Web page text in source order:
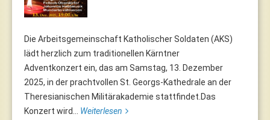
Die Arbeitsgemeinschaft Katholischer Soldaten (AKS)
lädt herzlich zum traditionellen Kärntner
Adventkonzert ein, das am Samstag, 13. Dezember
2025, in der prachtvollen St. Georgs-Kathedrale an der
Theresianischen Militärakademie stattfindet.Das
Konzert wird... Weiterlesen